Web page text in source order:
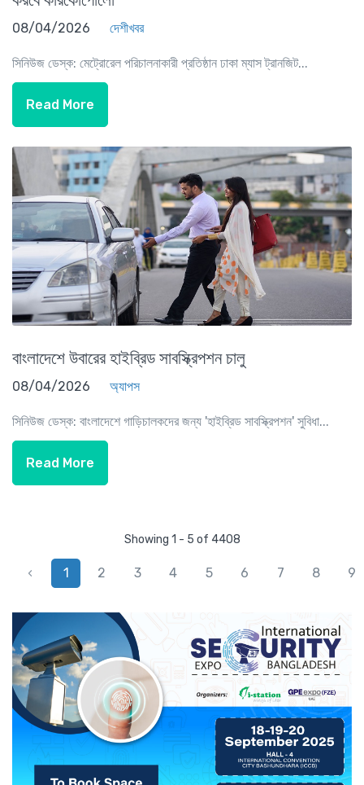
08/04/2026 দেশীখবর
সিনিউজ ডেস্ক: মেট্রোরেল পরিচালনাকারী প্রতিষ্ঠান ঢাকা ম্যাস ট্রানজিট...
Read More
বাংলাদেশে উবারের হাইব্রিড সাবস্ক্রিপশন চালু
08/04/2026 অ্যাপস
সিনিউজ ডেস্ক: বাংলাদেশে গাড়িচালকদের জন্য 'হাইব্রিড সাবস্ক্রিপশন' সুবিধা...
Read More
Showing 1 - 5 of 4408
‹ 1 2 3 4 5 6 7 8 9